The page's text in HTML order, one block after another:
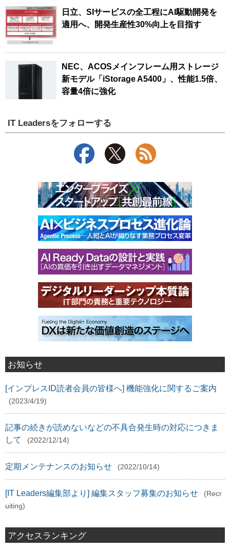
日立、SIサービスの全工程にAI駆動開発を
適用へ、開発生産性30%向上を目指す
NEC、ACOSメインフレーム用ストレージ
新モデル「iStorage A5400」、性能1.5倍、
容量4倍に強化
IT Leadersをフォローする
お知らせ
[インプレスID読者会員の皆様へ] 機能強化に関するご案内
(2023/4/19)
記事の続きが読めないなどの不具合発生時の対応につきま
して
(2022/12/14)
定期メンテナンスのお知らせ (2022/10/14)
[IT Leaders編集部より] 編集スタッフ募集のお知らせ
(Recr
uiting)
アクセスランキング